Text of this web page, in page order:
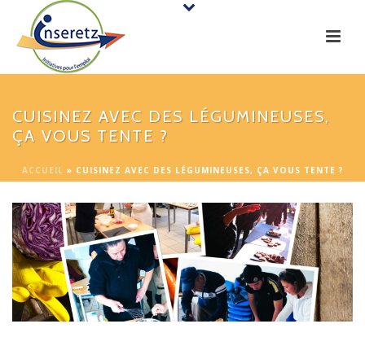
CUISINEZ AVEC DES LÉGUMINEUSES,
ÇA VOUS TENTE ?
ACCUEIL » CUISINEZ AVEC DES LÉGUMINEUSES, ÇA VOUS TENTE ?